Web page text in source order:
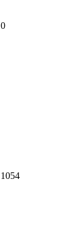
0
1054